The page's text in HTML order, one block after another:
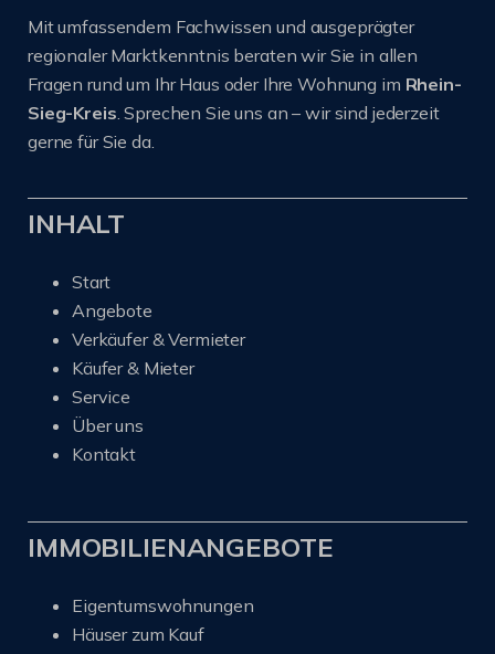
Mit umfassendem Fachwissen und ausgeprägter
regionaler Marktkenntnis beraten wir Sie in allen
Fragen rund um Ihr Haus oder Ihre Wohnung im Rhein-
Sieg-Kreis. Sprechen Sie uns an – wir sind jederzeit
gerne für Sie da.
INHALT
Start
Angebote
Verkäufer & Vermieter
Käufer & Mieter
Service
Über uns
Kontakt
IMMOBILIENANGEBOTE
Eigentumswohnungen
Häuser zum Kauf